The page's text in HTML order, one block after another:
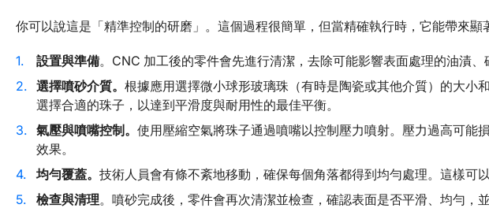
你可以說這是「精準控制的研磨」。這個過程很簡單，但當精確執行時，它能帶來顯
設置與準備。CNC 加工後的零件會先進行清潔，去除可能影響表面處理的油漬、
選擇噴砂介質。 根據應用選擇微小球形玻璃珠（有時是陶瓷或其他介質）的大小
選擇合適的珠子，以達到平滑度與耐用性的最佳平衡。
氣壓與噴嘴控制。 使用壓縮空氣將珠子通過噴嘴以控制壓力噴射。壓力過高可能
效果。
均勻覆蓋。 技術人員會有條不紊地移動，確保每個角落都得到均勻處理。這樣可
檢查與清理。噴砂完成後，零件會再次清潔並檢查，確認表面是否平滑、均勻，